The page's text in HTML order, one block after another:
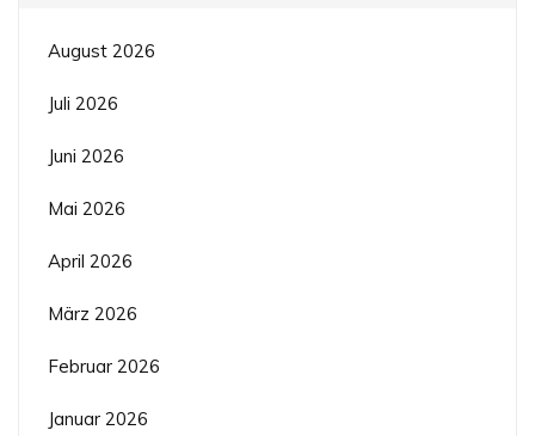
August 2026
Juli 2026
Juni 2026
Mai 2026
April 2026
März 2026
Februar 2026
Januar 2026